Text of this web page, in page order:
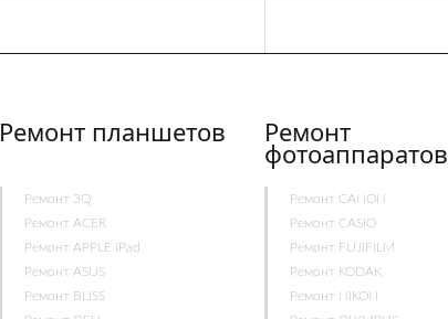
Ремонт планшетов
Ремонт 3Q
Ремонт ACER
Ремонт APPLE iPad
Ремонт ASUS
Ремонт BLISS
Ремонт
фотоаппаратов
Ремонт CANON
Ремонт CASIO
Ремонт FUJIFILM
Ремонт KODAK
Ремонт NIKON